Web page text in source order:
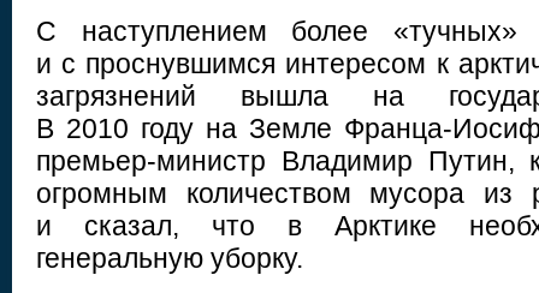
С наступлением более «тучных»
и с проснувшимся интересом к
загрязнений вышла на
В 2010 году на Земле Франца-
премьер-министр Владимир Путин,
огромным количеством мусора
и сказал, что в Арктике
генеральную уборку.